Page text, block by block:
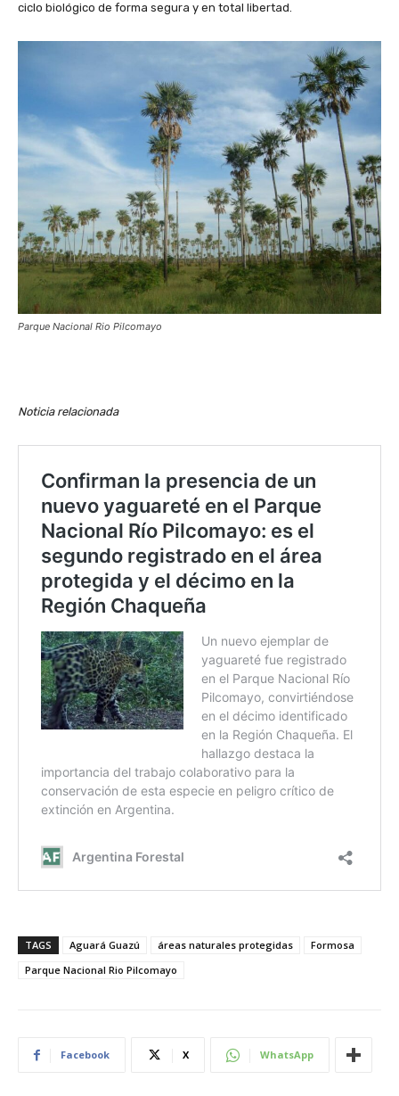
ciclo biológico de forma segura y en total libertad.
Parque Nacional Rio Pilcomayo
Noticia relacionada
TAGS Aguará Guazú áreas naturales protegidas
Formosa
Parque Nacional Rio Pilcomayo
Facebook X WhatsApp